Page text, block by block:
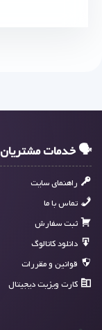
🗣 خدمات مشتریان
راهنمای سایت
تماس با ما
ثبت سفارش
دانلود کاتالوگ
قوانین و مقررات
کارت ویزیت دیجیتال